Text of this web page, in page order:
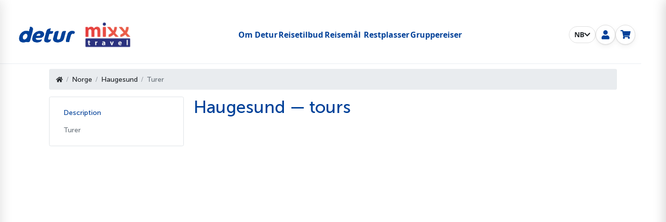
Om DeturReisetilbud Reisemål Toggle submenu
RestplasserGruppereiser NB
Norge Haugesund Turer
Description
Turer
Haugesund — tours